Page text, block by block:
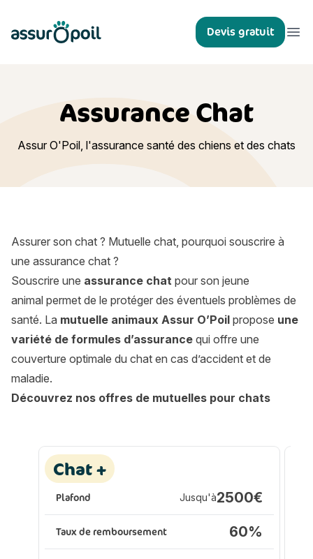
Assur O'Poil Devis gratuit
Assurance Chat
Assur O'Poil, l'assurance santé des chiens et des chats
Assurer son chat ? Mutuelle chat, pourquoi souscrire à
une assurance chat ?
Souscrire une assurance chat pour son jeune
animal permet de le protéger des éventuels problèmes de
santé. La mutuelle animaux Assur O’Poil propose une
variété de formules d’assurance qui offre une
couverture optimale du chat en cas d’accident et de
maladie.
Découvrez nos offres de mutuelles pour chats
Assurance animaux :
Chat +
Plafond Jusqu'à2500€
Taux de remboursement 60%